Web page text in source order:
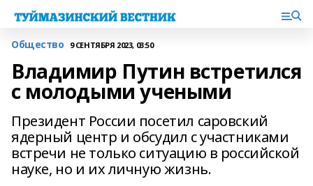
Общество 9 СЕНТЯБРЯ 2023, 03:50
Владимир Путин встретился
с молодыми учеными
Президент России посетил саровский
ядерный центр и обсудил с участниками
встречи не только ситуацию в российской
науке, но и их личную жизнь.